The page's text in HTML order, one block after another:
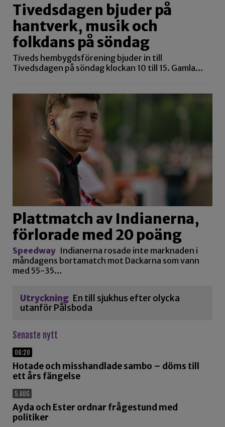
Tivedsdagen bjuder på
hantverk, musik och
folkdans på söndag
Tiveds hembygdsförening bjuder in till
Tivedsdagen på söndag klockan 10 till 15. Gamla…
Plattmatch av Indianerna,
förlorade med 20 poäng
Speedway Indianerna rosade inte marknaden i
måndagens bortamatch mot Dackarna som vann
med 55-35…
Utryckning En till sjukhus efter olycka
utanför Pålsboda
Senaste nytt
06:20
Hotade och misshandlade sambo – döms till
ett års fängelse
5 AUG
Ayda och Ester ordnar frågestund med
politiker